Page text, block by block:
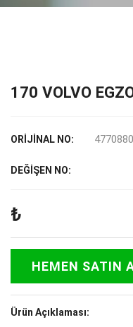
170 VOLVO
ORİJİNAL NO: 4770880
DEĞİŞEN NO:
₺
HEMEN SATIN
Ürün Açıklaması: